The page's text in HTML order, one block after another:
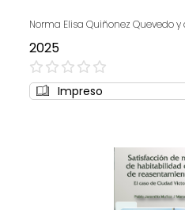
Norma Elisa Quiñonez Quevedo y
2025
0%
Impreso